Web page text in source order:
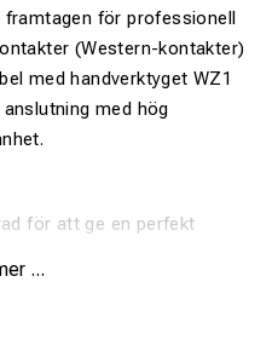
för professionell
(Western-kontakter)
med handverktyget WZ1
med hög
för att ge en perfekt
...